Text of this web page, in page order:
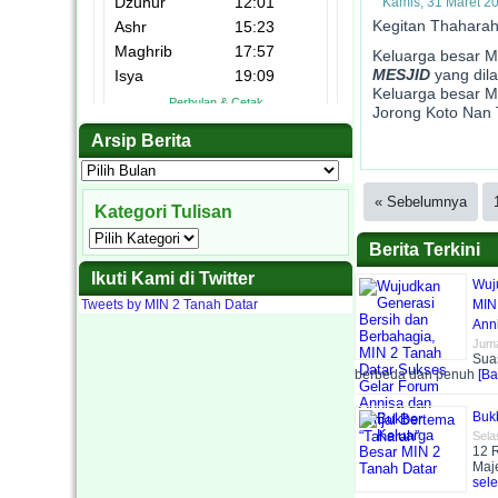
Arsip Berita
Arsip
Berita
Kategori Tulisan
Kategori
Tulisan
Ikuti Kami di Twitter
Tweets by MIN 2 Tanah Datar
Kepala
Penampilan
Kasi Penmad
Bapak camat
Kepala MIN
Kegiatan
Salah
Kegiatan
siswa.
Dalam rangka
Penampilan
Kegitan
Keluarga besar
MESJID yang
Keluarga besar
Jorong Koto Nan
« Sebelumnya
Berita Terkini
berbeda dan penuh
12